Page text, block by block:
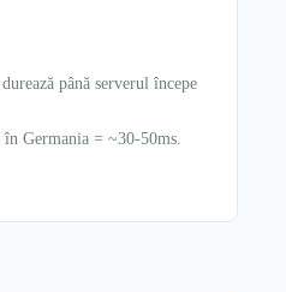
până serverul începe
Germania = ~30-50ms.